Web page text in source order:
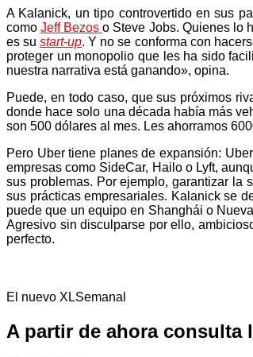
A Kalanick, un tipo controvertido en sus
comoJeff Bezos o Steve Jobs. Quienes lo
es sustart-up. Y no se conforma con
proteger un monopolio que les ha sido
nuestra narrativa está ganando», opina.
Puede, en todo caso, que sus próximos
donde hace solo una década había más
son 500 dólares al mes. Les ahorramos
Pero Uber tiene planes de expansión:
empresas como SideCar, Hailo o Lyft,
sus problemas. Por ejemplo, garantizar la
sus prácticas empresariales. Kalanick se
puede que un equipo en Shanghái o
Agresivo sin disculparse por ello,
perfecto.
El nuevo XLSemanal
A partir de ahora